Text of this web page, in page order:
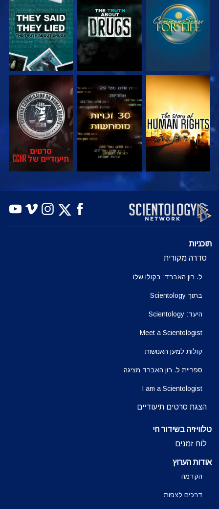
צפה צפה צפה
צפה צפה צפה
צפה בדוק את הסדרה
תוכניות
סדרה מקורית
ל. רון האברד: בקולו שלו
בתוך Scientology
היעד: Scientology
Meet a Scientologist
קולות למען האנושות
ספריית ל. רון האברד מציגה
I am a Scientologist
הצגת סרטים תיעודיים
טלוויזיה בשידור חי
לוח זמנים
אודות הערוץ
הקדמה
דרכים לצפות